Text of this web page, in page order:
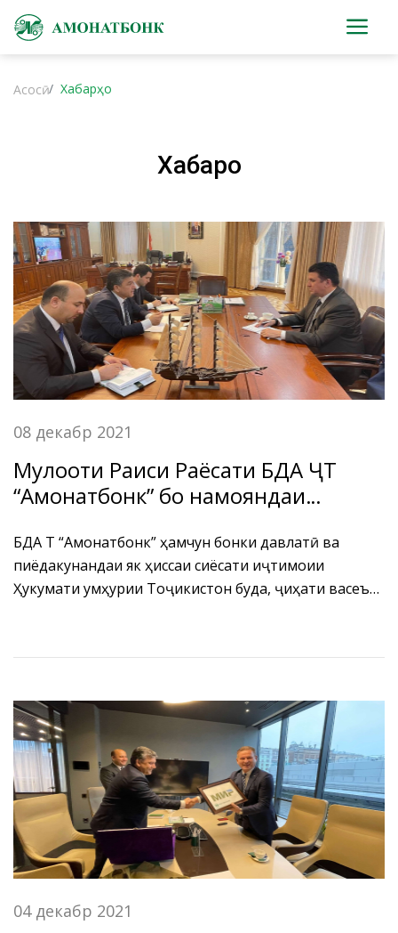
Асосӣ Хабарҳо
Хабарҳо
08 декабр 2021
Мулоқоти Раиси Раёсати БДА ҶТ
“Амонатбонк” бо намояндаи
ва кишоварзии Созмони Милали
Муттаҳид дар Ҷумҳурии
Тоҷикистон (Food and Agriculture
БДА ҶТ “Амонатбонк” ҳамчун бонки давлатӣ ва
пиёдакунандаи як ҳиссаи сиёсати иҷтимоии
Ҳукумати Ҷумҳурии Тоҷикистон буда, ҷиҳати васеъ
молиявии байналхалқӣ дар сатҳи хуб ба роҳ монда,
роҳандозӣ карда истодааст.
04 декабр 2021